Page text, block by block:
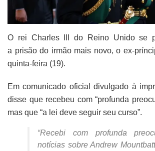
O rei Charles III do Reino Unido se
a prisão do irmão mais novo, o ex-
quinta-feira (19).
Em comunicado oficial divulgado à
disse que recebeu com “profunda
mas que “a lei deve seguir seu curso”.
“Recebi com profunda
notícias sobre Andrew